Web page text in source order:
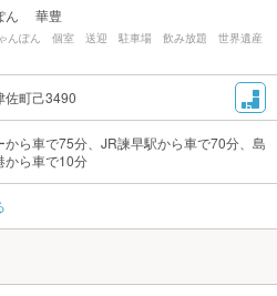
ん 華豊
ぽん 個室 送迎 駐車場 飲み放題 世界遺産
佐町己3490
から車で75分、JR諫早駅から車で70分、島
から車で10分